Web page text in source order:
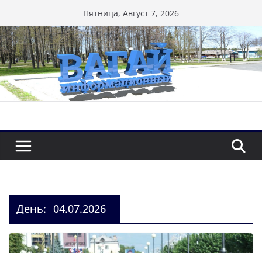
к
содержимому
Пятница, Август 7, 2026
День: 04.07.2026